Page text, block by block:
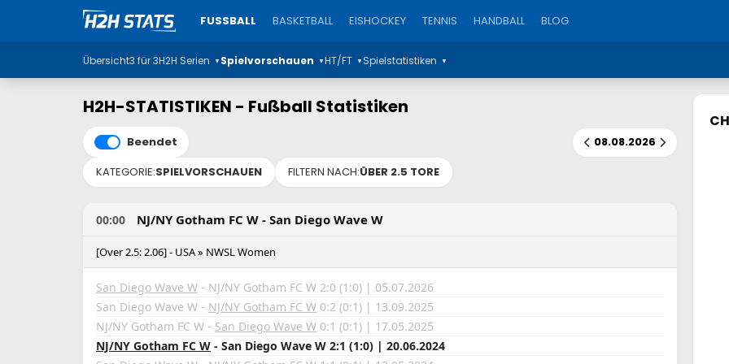
FUSSBALL BASKETBALL EISHOCKEY TENNIS HANDBALL BLOG
Übersicht3 für 3H2H Serien ▼ Spielvorschauen ▼HT/FT ▼Spielstatistiken ▼
H2H-STATISTIKEN - Fußball Statistiken
Beendet
08.08.2026
KATEGORIE:SPIELVORSCHAUEN FILTERN NACH:ÜBER 2.5 TORE
00:00 NJ/NY Gotham FC W - San Diego Wave W
[Over 2.5: 2.06] - USA » NWSL Women
San Diego Wave W - NJ/NY Gotham FC W 2:0 (1:0) | 05.07.2026
San Diego Wave W - NJ/NY Gotham FC W 0:2 (0:1) | 13.09.2025
NJ/NY Gotham FC W - San Diego Wave W 0:1 (0:1) | 17.05.2025
NJ/NY Gotham FC W - San Diego Wave W 2:1 (1:0) | 20.06.2024